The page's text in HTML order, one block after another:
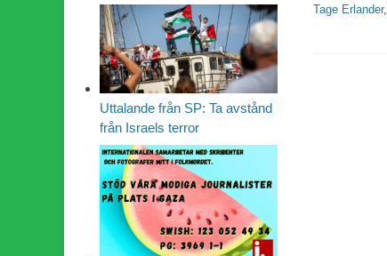
Tage Erlander,
Uttalande från SP: Ta avstånd
från Israels terror